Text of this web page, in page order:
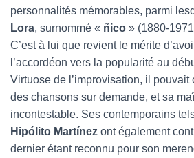
personnalités mémorables, parmi
Lora, surnommé « ñico » (1880-
C’est à lui que revient le mérite
l’accordéon vers la popularité au
Virtuose de l’improvisation, il pouvait
des chansons sur demande, et sa
incontestable. Ses contemporains
Hipólito Martínez ont également
dernier étant reconnu pour son